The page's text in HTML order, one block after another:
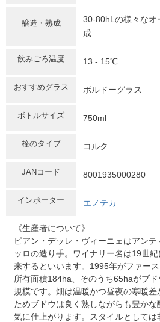
醸造・熟成
30-80hLの様々なオ
成
飲みごろ温度 13 - 15℃
おすすめグラス ボルドーグラス
ボトルサイズ 750ml
栓のタイプ コルク
JANコード 8001935000280
インポーター エノテカ
《生産者について》
ピアン・デッレ・ヴィーニェはアン
ッロの造り手。ワイナリー名は19世
来するといいます。1995年がファース
所有面積184ha、そのうち65haがブ
規模です。畑は温暖かつ昼夜の寒暖
ためブドウは良く熟しながらも豊か
気に仕上がります。スタイルとしては